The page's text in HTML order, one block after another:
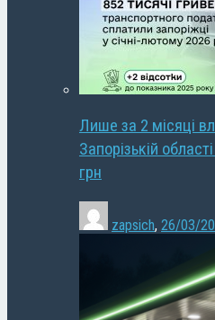
Лише за 2 місяці
Запорізькій
грн
zapsich, 26/03/